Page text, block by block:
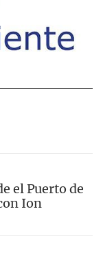
el Puerto de
Ion